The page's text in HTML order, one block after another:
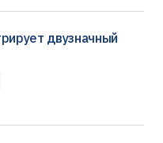
двузначный